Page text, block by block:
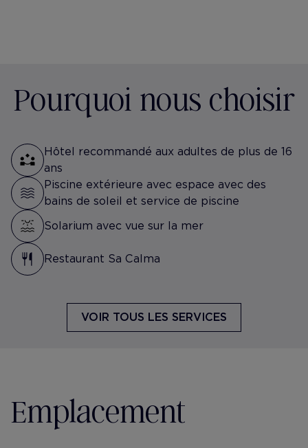
Pourquoi nous choisir
Hôtel recommandé aux adultes de plus de 16
ans
Piscine extérieure avec espace avec des
bains de soleil et service de piscine
Solarium avec vue sur la mer
Restaurant Sa Calma
VOIR TOUS LES SERVICES
Emplacement